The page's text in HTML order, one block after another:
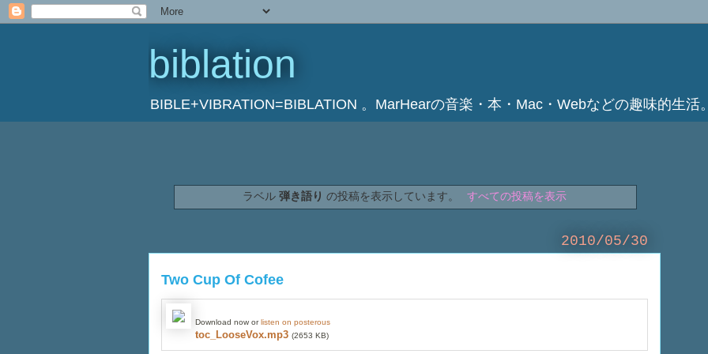
biblation
BIBLE+VIBRATION=BIBLATION 。MarHearの音楽・本・Mac・Webなどの趣味的生活
ラベル弾き語り の投稿を表示しています。 すべての投稿を表示
2010/05/30
Two Cup Of Cofee
Download now orlisten on posterous
toc_LooseVox.mp3 (2653 KB)